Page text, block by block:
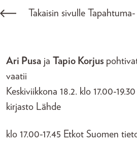
Takaisin sivulle
Ari Pusa ja Tapio Korjus
vaatii
Keskiviikkona 18.2. klo 17.00-
kirjasto Lähde
klo 17.00-17.45 Etkot Suomen